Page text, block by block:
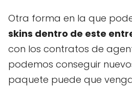
Otra forma en la que
skins dentro de este
con los contratos de
podemos conseguir
paquete puede que